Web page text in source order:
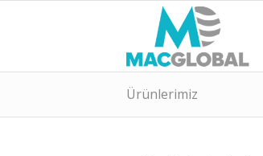
Ürünlerimiz